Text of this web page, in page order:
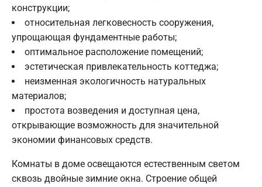
конструкции;
относительная легковесность сооружения,
упрощающая фундаментные работы;
оптимальное расположение помещений;
эстетическая привлекательность коттеджа;
неизменная экологичность натуральных
материалов;
простота возведения и доступная цена,
открывающие возможность для значительной
экономии финансовых средств.
Комнаты в доме освещаются естественным светом
сквозь двойные зимние окна. Строение общей